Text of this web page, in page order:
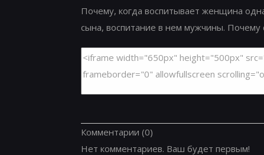
Почему, когда воспитывает женщина
сына, воспитание в нем мужчины.
Комментарии (0)
Нет комментариев. Ваш будет первым!